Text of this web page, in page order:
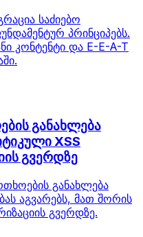
საძიებო
პრინციპებს.
კონტენტი და E-E-A-T
განახლება
XSS
გვერდზე
განახლება
აგვარებს, მათ შორის
გვერდზე.